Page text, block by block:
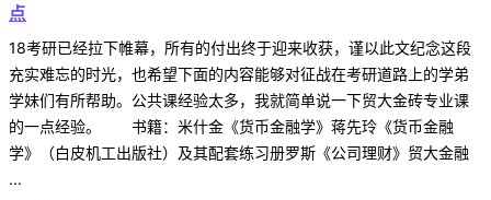
点
18考研已经拉下帷幕，所有的付出终于迎来收获，谨以此文纪念这段
充实难忘的时光，也希望下面的内容能够对征战在考研道路上的学弟
学妹们有所帮助。公共课经验太多，我就简单说一下贸大金砖专业课
的一点经验。 书籍：米什金《货币金融学》蒋先玲《货币金融
学》（白皮机工出版社）及其配套练习册罗斯《公司理财》贸大金融
...